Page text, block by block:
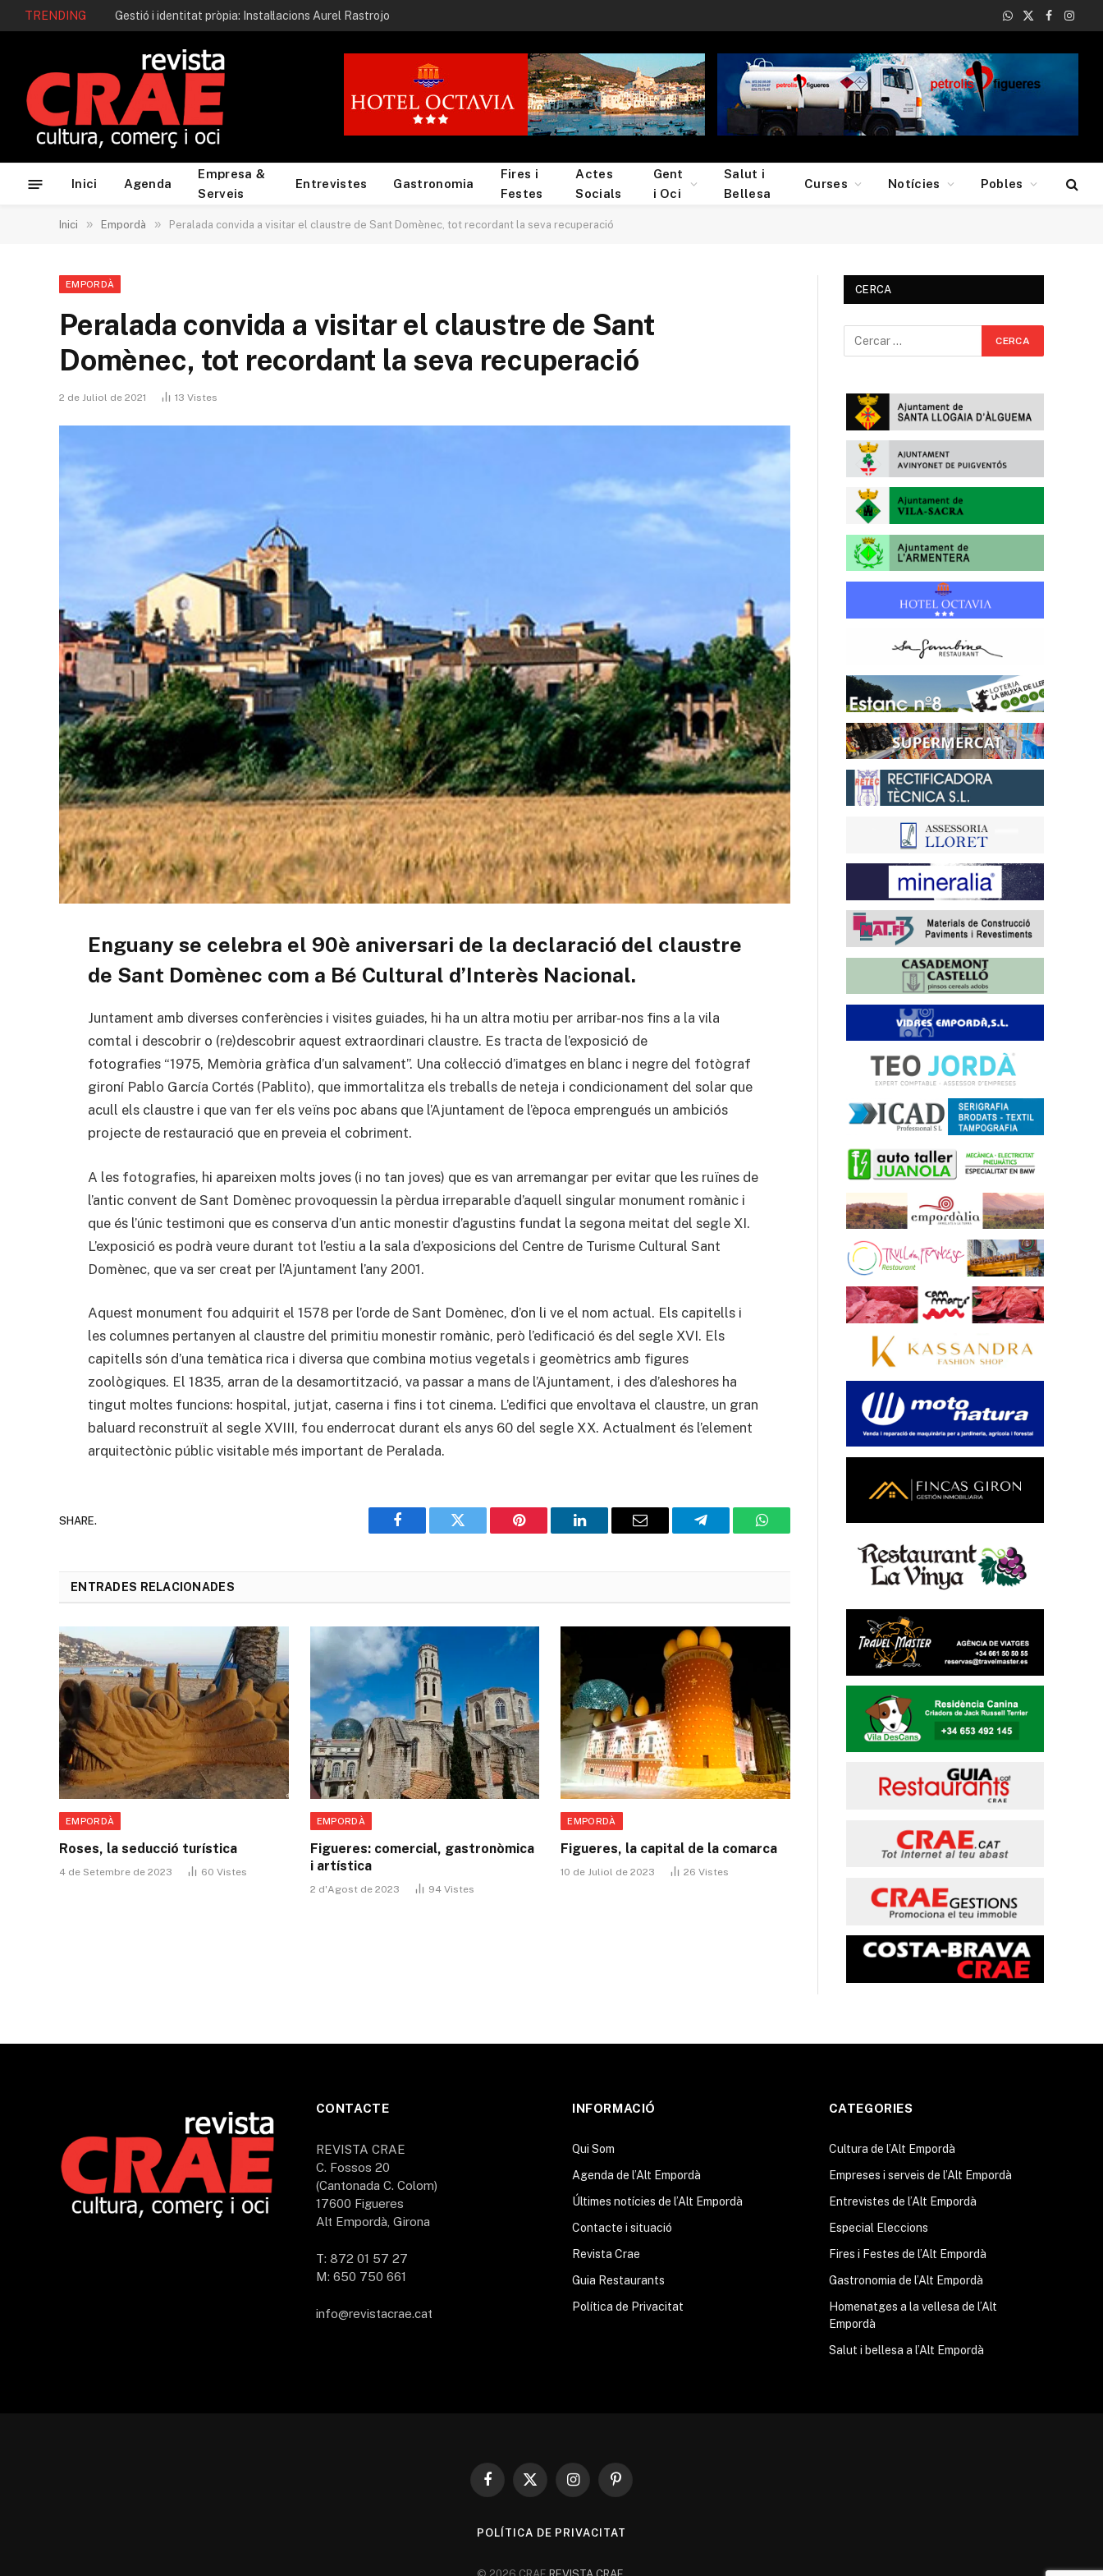
TRENDING Gestió i identitat pròpia: Instal·lacions Aurel Rastrojo
WhatsApp
X
Facebook
Inici Agenda
Empresa &
Serveis
Entrevistes Gastronomia
Fires i
Festes
Actes
Socials
Gent
i Oci
Salut i
Bellesa
Curses Notícies Pobles
Inici » Empordà » Peralada convida a visitar el claustre de Sant Domènec, tot recordant la seva recuperació
EMPORDÀ
Peralada convida a visitar el claustre de Sant
Domènec, tot recordant la seva recuperació
2 de Juliol de 2021 13 Vistes
Enguany se celebra el 90è aniversari de la declaració del claustre
de Sant Domènec com a Bé Cultural d’Interès Nacional.
Juntament amb diverses conferències i visites guiades, hi ha un altra motiu per arribar-nos fins a la vila
comtal i descobrir o (re)descobrir aquest extraordinari claustre. Es tracta de l’exposició de
fotografies “1975, Memòria gràfica d’un salvament”. Una col·lecció d’imatges en blanc i negre del fotògraf
gironí Pablo García Cortés (Pablito), que immortalitza els treballs de neteja i condicionament del solar que
acull els claustre i que van fer els veïns poc abans que l’Ajuntament de l’època emprengués un ambiciós
projecte de restauració que en preveia el cobriment.
A les fotografies, hi apareixen molts joves (i no tan joves) que es van arremangar per evitar que les ruïnes de
l’antic convent de Sant Domènec provoquessin la pèrdua irreparable d’aquell singular monument romànic i
que és l’únic testimoni que es conserva d’un antic monestir d’agustins fundat la segona meitat del segle XI.
L’exposició es podrà veure durant tot l’estiu a la sala d’exposicions del Centre de Turisme Cultural Sant
Domènec, que va ser creat per l’Ajuntament l’any 2001.
Aquest monument fou adquirit el 1578 per l’orde de Sant Domènec, d’on li ve el nom actual. Els capitells i
les columnes pertanyen al claustre del primitiu monestir romànic, però l’edificació és del segle XVI. Els
capitells són d’una temàtica rica i diversa que combina motius vegetals i geomètrics amb figures
zoològiques. El 1835, arran de la desamortització, va passar a mans de l’Ajuntament, i des d’aleshores ha
tingut moltes funcions: hospital, jutjat, caserna i fins i tot cinema. L’edifici que envoltava el claustre, un gran
baluard reconstruït al segle XVIII, fou enderrocat durant els anys 60 del segle XX. Actualment és l’element
arquitectònic públic visitable més important de Peralada.
SHARE.
Facebook Twitter Pinterest LinkedIn Email Telegram WhatsApp
ENTRADES RELACIONADES
EMPORDÀ
Roses, la seducció turística
4 de Setembre de 2023 60 Vistes
EMPORDÀ
Figueres: comercial, gastronòmica
i artística
2 d'Agost de 2023 94 Vistes
EMPORDÀ
Figueres, la capital de la comarca
10 de Juliol de 2023 26Vistes
CERCA
CONTACTE
REVISTA CRAE
C. Fossos 20
(Cantonada C. Colom)
17600 Figueres
Alt Empordà, Girona
T: 872 01 57 27
M: 650 750 661
info@revistacrae.cat
INFORMACIÓ
Qui Som
Agenda de l’Alt Empordà
Últimes notícies de l’Alt Empordà
Contacte i situació
Revista Crae
Guia Restaurants
Política de Privacitat
CATEGORIES
Cultura de l’Alt Empordà
Empreses i serveis de l’Alt Empordà
Entrevistes de l’Alt Empordà
Especial Eleccions
Fires i Festes de l’Alt Empordà
Gastronomia de l’Alt Empordà
Homenatges a la vellesa de l’Alt
Empordà
Salut i bellesa a l’Alt Empordà
Facebook
X
InstagramPinterest
POLÍTICA DE PRIVACITAT